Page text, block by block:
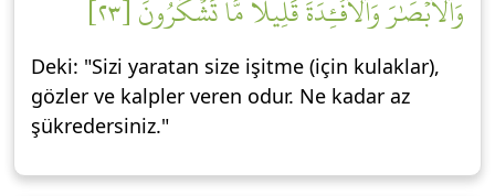
وَٱلۡأَبۡصَٰرَ وَٱلۡأَفۡـِٔدَةَۚ قَلِيلٗا مَّا تَشۡكُرُونَ [٢٣]
Deki: "Sizi yaratan size işitme (için kulaklar),
gözler ve kalpler veren odur. Ne kadar az
şükredersiniz."